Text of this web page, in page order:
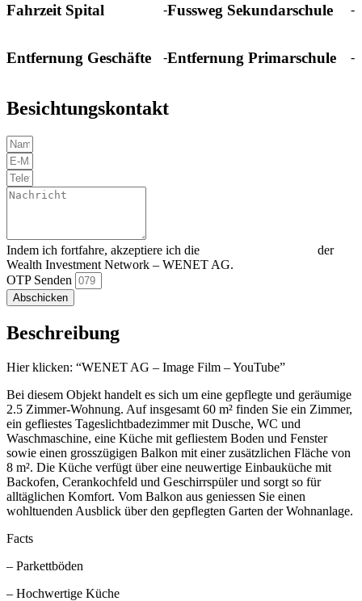
Fahrzeit Spital -Fussweg Sekundarschule -
Entfernung Geschäfte -Entfernung Primarschule -
Besichtungskontakt
Indem ich fortfahre, akzeptiere ich die
der
Wealth Investment Network – WENET AG.
OTP Senden
Abschicken
Beschreibung
Hier klicken: “WENET AG – Image Film – YouTube”
Bei diesem Objekt handelt es sich um eine gepflegte und geräumige
2.5 Zimmer-Wohnung. Auf insgesamt 60 m² finden Sie ein Zimmer,
ein gefliestes Tageslichtbadezimmer mit Dusche, WC und
Waschmaschine, eine Küche mit gefliestem Boden und Fenster
sowie einen grosszügigen Balkon mit einer zusätzlichen Fläche von
8 m². Die Küche verfügt über eine neuwertige Einbauküche mit
Backofen, Cerankochfeld und Geschirrspüler und sorgt so für
alltäglichen Komfort. Vom Balkon aus geniessen Sie einen
wohltuenden Ausblick über den gepflegten Garten der Wohnanlage.
Facts
– Parkettböden
– Hochwertige Küche